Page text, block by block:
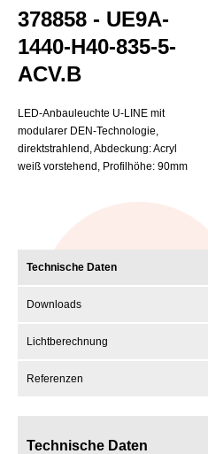
378858 - UE9A-
1440-H40-835-5-
ACV.B
LED-Anbauleuchte U-LINE mit
modularer DEN-Technologie,
direktstrahlend, Abdeckung: Acryl
weiß vorstehend, Profilhöhe: 90mm
Technische Daten
Downloads
Lichtberechnung
Referenzen
Technische Daten